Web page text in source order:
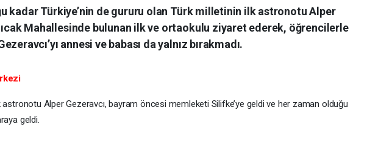
kadar Türkiye’nin de gururu olan Türk milletinin ilk astronotu Alper
Mahallesinde bulunan ilk ve ortaokulu ziyaret ederek, öğrencilerle
annesi ve babası da yalnız bırakmadı.
astronotu Alper Gezeravcı, bayram öncesi memleketi Silifke’ye geldi ve her zaman olduğu
geldi.